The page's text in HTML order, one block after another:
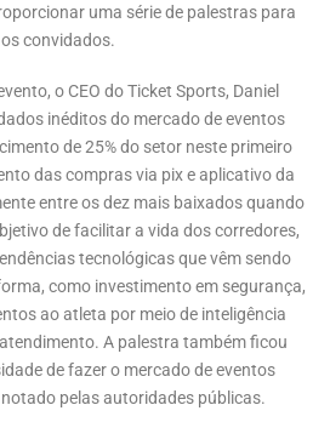
uma série de palestras para
os convidados.
o CEO do Ticket Sports, Daniel
inéditos do mercado de eventos
de 25% do setor neste primeiro
das compras via pix e aplicativo da
entre os dez mais baixados quando
de facilitar a vida dos corredores,
tecnológicas que vêm sendo
como investimento em segurança,
ao atleta por meio de inteligência
A palestra também ficou
de fazer o mercado de eventos
pelas autoridades públicas.